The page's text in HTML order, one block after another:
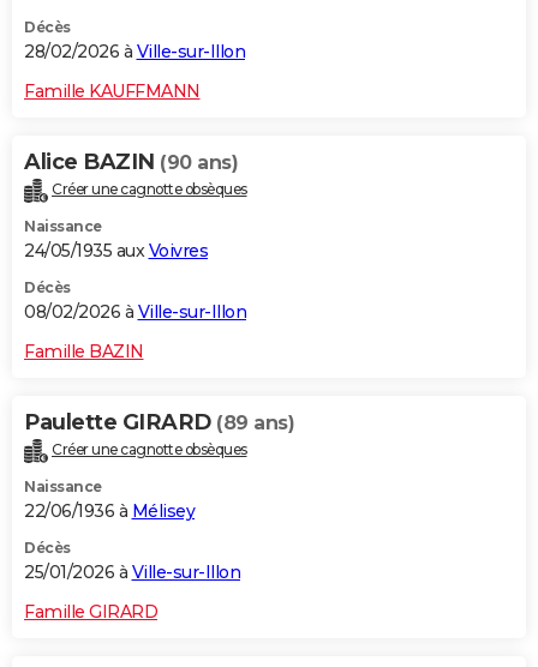
Décès
28/02/2026 à Ville-sur-Illon
Famille KAUFFMANN
Alice BAZIN (90 ans)
Créer une cagnotte obsèques
Naissance
24/05/1935 auxVoivres
Décès
08/02/2026 à Ville-sur-Illon
Famille BAZIN
Paulette GIRARD (89 ans)
Créer une cagnotte obsèques
Naissance
22/06/1936 à Mélisey
Décès
25/01/2026 à Ville-sur-Illon
Famille GIRARD